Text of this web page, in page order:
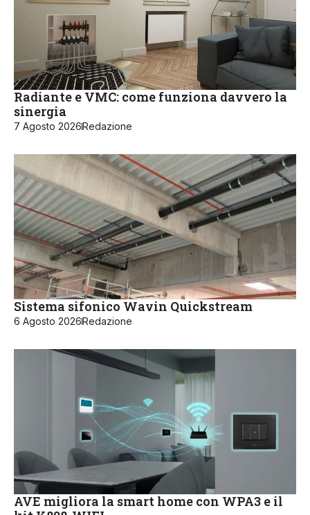
Radiante e VMC: come funziona davvero la
sinergia
7 Agosto 2026Redazione
Sistema sifonico Wavin Quickstream
6 Agosto 2026Redazione
AVE migliora la smart home con WPA3 e il